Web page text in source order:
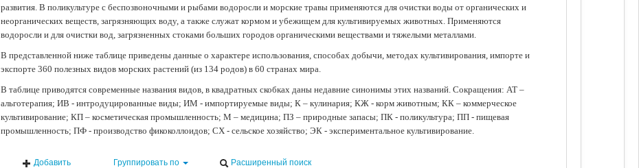
развития. В поликультуре с беспозвоночными и рыбами водоросли и морские травы применяются для очистки воды от органических и
неорганических веществ, загрязняющих воду, а также служат кормом и убежищем для культивируемых животных. Применяются
водоросли и для очистки вод, загрязненных стоками больших городов органическими веществами и тяжелыми металлами.
В представленной ниже таблице приведены данные о характере использования, способах добычи, методах культивирования, импорте и
экспорте 360 полезных видов морских растений (из 134 родов) в 60 странах мира.
В таблице приводятся современные названия видов, в квадратных скобках даны недавние синонимы этих названий. Сокращения: АТ –
альготерапия; ИВ - интродуцированные виды; ИМ - импортируемые виды; К – кулинария; КЖ - корм животным; КК – коммерческое
культивирование; КП – косметическая промышленность; М – медицина; ПЗ – природные запасы; ПК - поликультура; ПП - пищевая
промышленность; ПФ - производство фикоколлоидов; СХ - сельское хозяйство; ЭК - экспериментальное культивирование.
Добавить Группировать по Расширенный поиск